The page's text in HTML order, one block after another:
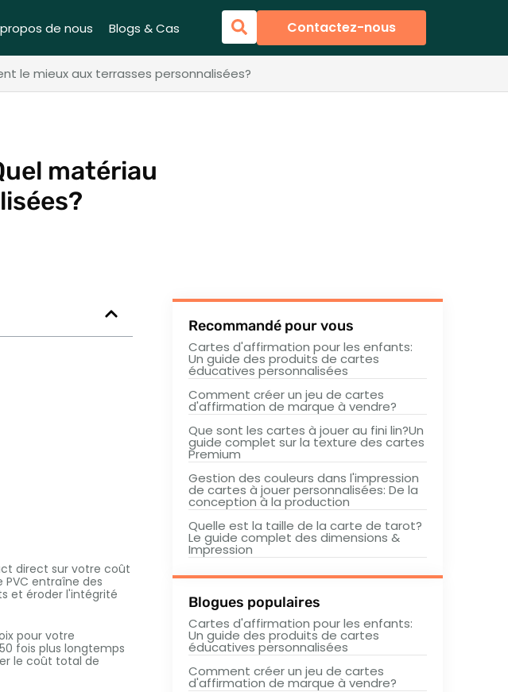
de nous Blogs & Cas Contactez-nous
le mieux aux terrasses personnalisées?
matériau
direct sur votre coût
PVC entraîne des
et éroder l'intégrité
pour votre
fois plus longtemps
le coût total de
Recommandé pour vous
Cartes d'affirmation pour les enfants:
Un guide des produits de cartes
éducatives personnalisées
Comment créer un jeu de cartes
d'affirmation de marque à vendre?
Que sont les cartes à jouer au fini lin?Un
guide complet sur la texture des cartes
Premium
Gestion des couleurs dans l'impression
de cartes à jouer personnalisées: De la
conception à la production
Quelle est la taille de la carte de tarot?
Le guide complet des dimensions &
Impression
Blogues populaires
Cartes d'affirmation pour les enfants:
Un guide des produits de cartes
éducatives personnalisées
Comment créer un jeu de cartes
d'affirmation de marque à vendre?